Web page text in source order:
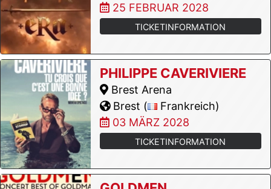
25 FEBRUAR 2028
TICKETINFORMATION
PHILIPPE CAVERIVIERE
Brest Arena
Brest (
Frankreich)
03 MÄRZ 2028
TICKETINFORMATION